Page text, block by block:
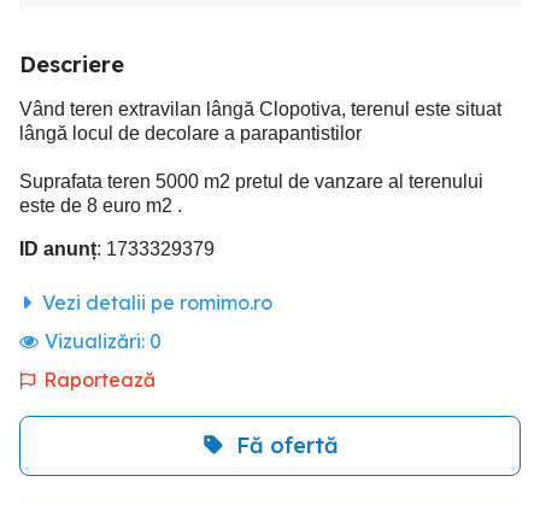
Descriere
Vând teren extravilan lângă Clopotiva, terenul este situat
lângă locul de decolare a parapantistilor
Suprafata teren 5000 m2 pretul de vanzare al terenului
este de 8 euro m2 .
ID anunț: 1733329379
Vezi detalii pe romimo.ro
Vizualizări: 0
Raportează
Fă ofertă